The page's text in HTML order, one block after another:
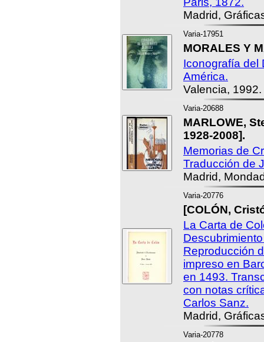
Madrid,
Varia-17951
MORALES Y
Iconografía del
América.
Valencia, 1992.
Varia-20688
MARLOWE,
1928-2008].
Memorias de
Traducción de
Madrid,
Varia-20776
[COLÓN,
La Carta de
Reproducción
impreso en
en 1493.
con notas
Carlos Sanz.
Madrid,
Varia-20778